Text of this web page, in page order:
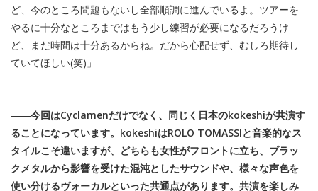
ど、今のところ問題もないし全部順調に進んでいるよ。ツアーを
やるに十分なところまではもう少し練習が必要になるだろうけ
ど、まだ時間は十分あるからね。だから心配せず、むしろ期待し
ていてほしい(笑)」
――今回はCyclamenだけでなく、同じく日本のkokeshiが共演す
ることになっています。kokeshiはROLO TOMASSIと音楽的なス
タイルこそ違いますが、どちらも女性がフロントに立ち、ブラッ
クメタルから影響を受けた混沌としたサウンドや、様々な声色を
使い分けるヴォーカルといった共通点があります。共演を楽しみ